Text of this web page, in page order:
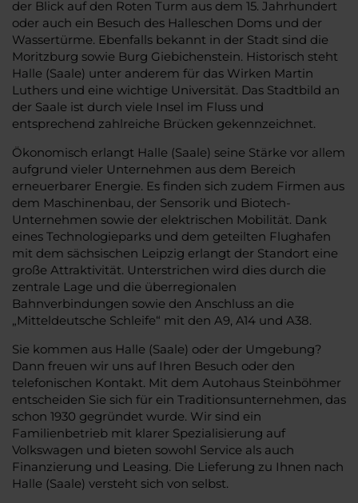
der Blick auf den Roten Turm aus dem 15. Jahrhundert
oder auch ein Besuch des Halleschen Doms und der
Wassertürme. Ebenfalls bekannt in der Stadt sind die
Moritzburg sowie Burg Giebichenstein. Historisch steht
Halle (Saale) unter anderem für das Wirken Martin
Luthers und eine wichtige Universität. Das Stadtbild an
der Saale ist durch viele Insel im Fluss und
entsprechend zahlreiche Brücken gekennzeichnet.
Ökonomisch erlangt Halle (Saale) seine Stärke vor allem
aufgrund vieler Unternehmen aus dem Bereich
erneuerbarer Energie. Es finden sich zudem Firmen aus
dem Maschinenbau, der Sensorik und Biotech-
Unternehmen sowie der elektrischen Mobilität. Dank
eines Technologieparks und dem geteilten Flughafen
mit dem sächsischen Leipzig erlangt der Standort eine
große Attraktivität. Unterstrichen wird dies durch die
zentrale Lage und die überregionalen
Bahnverbindungen sowie den Anschluss an die
„Mitteldeutsche Schleife“ mit den A9, A14 und A38.
Sie kommen aus Halle (Saale) oder der Umgebung?
Dann freuen wir uns auf Ihren Besuch oder den
telefonischen Kontakt. Mit dem Autohaus Steinböhmer
entscheiden Sie sich für ein Traditionsunternehmen, das
schon 1930 gegründet wurde. Wir sind ein
Familienbetrieb mit klarer Spezialisierung auf
Volkswagen und bieten sowohl Service als auch
Finanzierung und Leasing. Die Lieferung zu Ihnen nach
Halle (Saale) versteht sich von selbst.